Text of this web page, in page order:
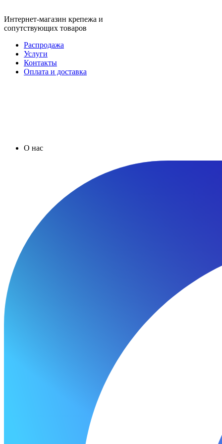
Интернет-магазин крепежа и
сопутствующих товаров
Распродажа
Услуги
Контакты
Оплата и доставка
О нас